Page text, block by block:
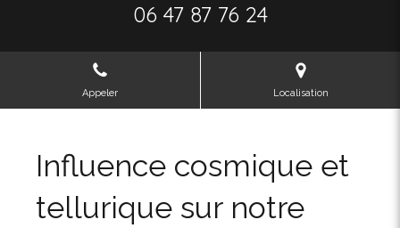
06 47 87 76 24
Appeler Localisation
Influence cosmique et
tellurique sur notre